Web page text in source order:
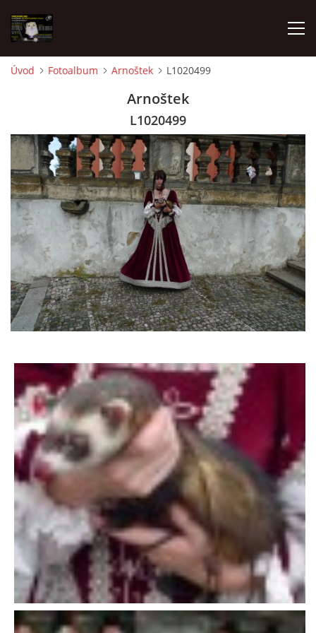
K ADOPCI
V PÉČI
VIRTUÁLNÍ ADOPCE
V NOVÝCH DOMOVECH
PODMÍNKY PŘEVZETÍ FRETKY.
O FRETCE
O FRETCE
PÉČE O FRETKU
CHCI SI POŘÍDIT FRETKU
Úvod Fotoalbum Arnoštek L1020499
Arnoštek
L1020499